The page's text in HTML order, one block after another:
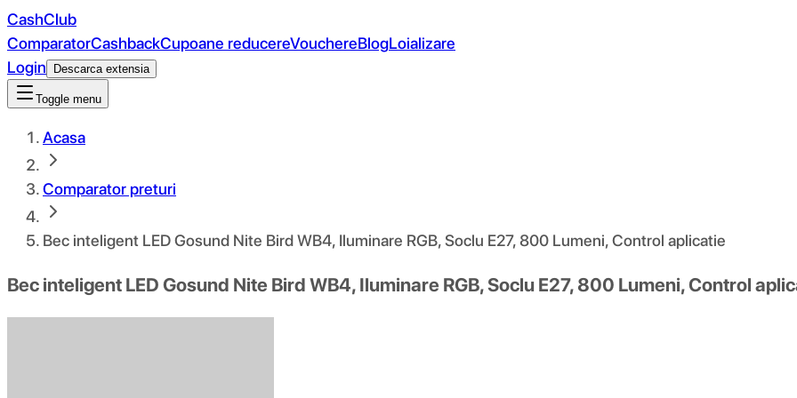
CashClub
ComparatorCashbackCupoane reducereVouchereBlogLoializare
Login
Descarca extensia
Toggle menu
Acasa
Comparator preturi
Bec inteligent LED Gosund Nite Bird WB4, Iluminare RGB, Soclu E27, 800 Lumeni, Control aplicatie
Bec inteligent LED Gosund Nite Bird WB4, Iluminare RGB, Soclu E27, 800 Lumeni, Control